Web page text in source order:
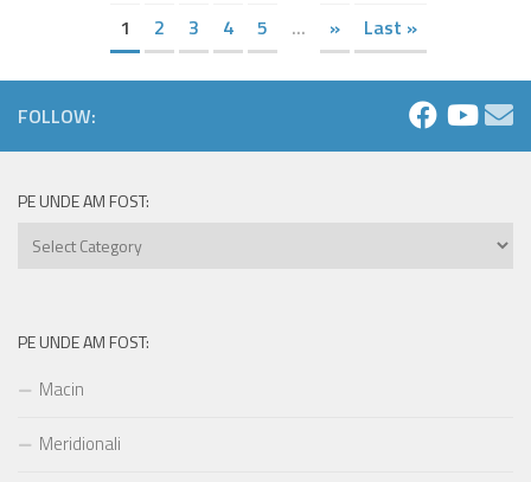
1 2 3 4 5 ... » Last »
FOLLOW:
PE UNDE AM FOST:
Pe
PE UNDE AM FOST:
Macin
Meridionali